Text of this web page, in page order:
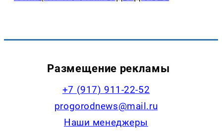
Размещение рекламы
+7 (917) 911-22-52
progorodnews@mail.ru
Наши менеджеры